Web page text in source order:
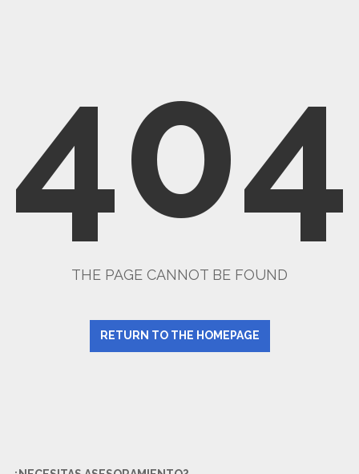
404
THE PAGE CANNOT BE FOUND
RETURN TO THE HOMEPAGE